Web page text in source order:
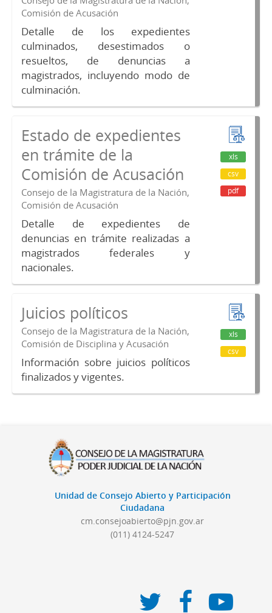
Comisión de Acusación
Detalle de los expedientes
culminados, desestimados o
resueltos, de denuncias a
magistrados, incluyendo modo de
culminación.
Estado de expedientes
en trámite de la
Comisión de Acusación
Consejo de la Magistratura de la Nación,
Comisión de Acusación
Detalle de expedientes de
denuncias en trámite realizadas a
magistrados federales y
nacionales.
xls
csv
pdf
Juicios políticos
Consejo de la Magistratura de la Nación,
Comisión de Disciplina y Acusación
Información sobre juicios políticos
finalizados y vigentes.
xls
csv
Unidad de Consejo Abierto y Participación
Ciudadana
cm.consejoabierto@pjn.gov.ar
(011) 4124-5247